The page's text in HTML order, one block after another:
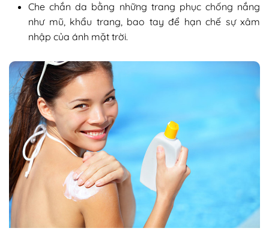
Che chắn da bằng những trang phục chống nắng
như mũ, khẩu trang, bao tay để hạn chế sự xâm
nhập của ánh mặt trời.